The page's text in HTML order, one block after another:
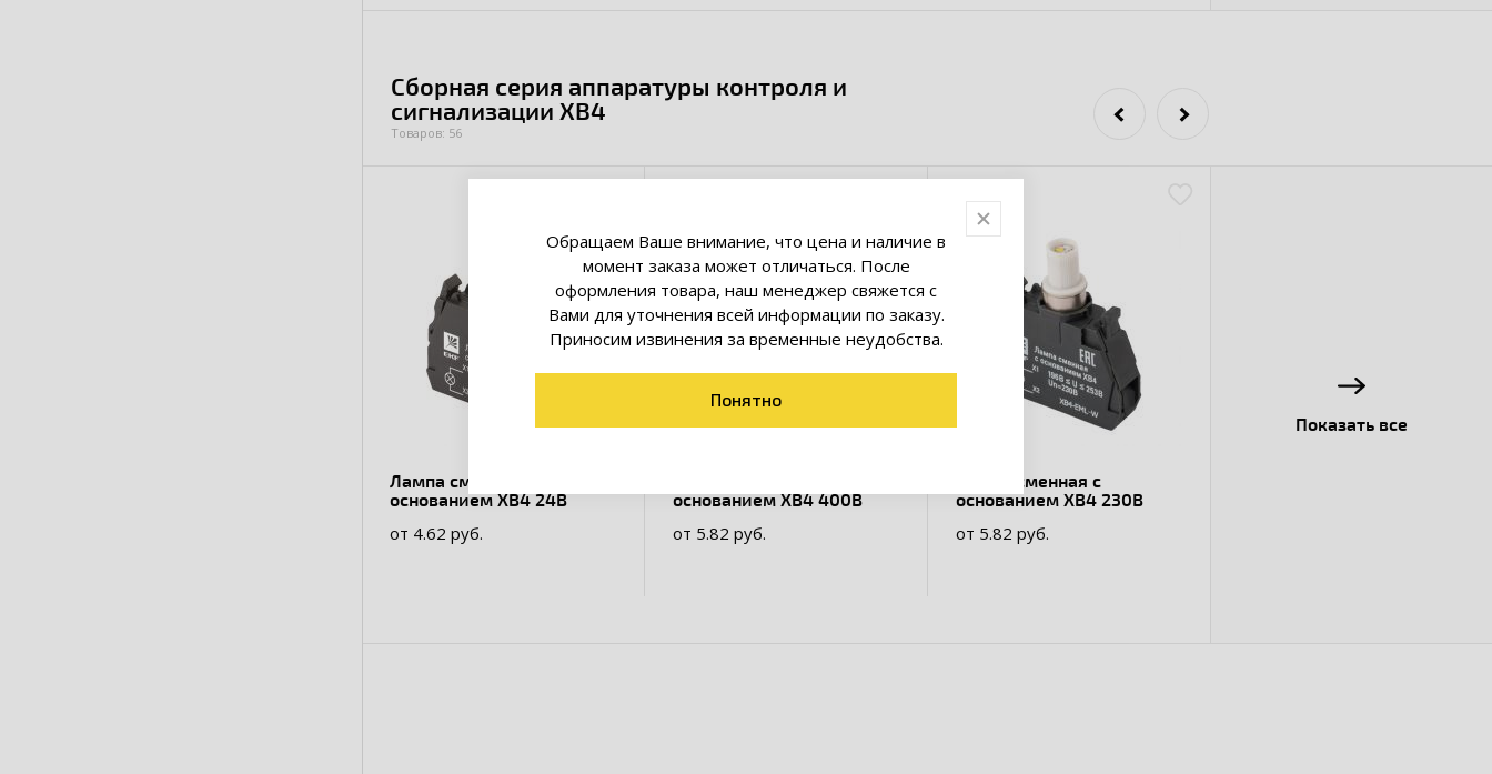
Сборная серия аппаратуры контроля и
сигнализации XB4
Товаров: 56
Лампа сменная c
основанием XB4 24В
от 4.62 руб.
основанием XB4 400В
от 5.82 руб.
Лампа сменная c
основанием XB4 230В
от 5.82 руб.
Показать все
Обращаем Ваше внимание, что цена и наличие в
момент заказа может отличаться. После
оформления товара, наш менеджер свяжется с
Вами для уточнения всей информации по заказу.
Приносим извинения за временные неудобства.
Понятно